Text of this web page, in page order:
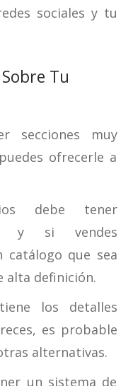
sociales y tu
Tu
secciones muy
ofrecerle a
debe tener
y si vendes
catálogo que sea
alta definición.
los detalles
es probable
alternativas.
un sistema de